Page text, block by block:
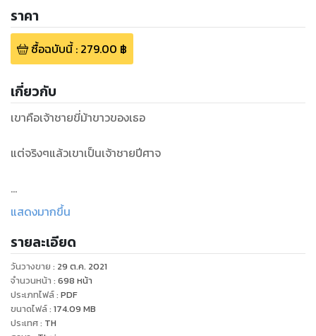
ราคา
ซื้อฉบับนี้: 279.00 ฿
เกี่ยวกับ
เขาคือเจ้าชายขี่ม้าขาวของเธอ
แต่จริงๆแล้วเขาเป็นเจ้าชายปีศาจ
สำหรับเขา เธอเป็นเพียงเด็กน่ารำคาญ
สำหรับเธอ เขาคือคนที่ปกป้องเธอ
ภิณ ทอตะวัน ลูกสาวของภูกับเอริน สาวน้อยน่ารัก มองโลกในแง่ดี
แสดงมากขึ้น
รายละเอียด
วันวางขาย : 29 ต.ค. 2021
จำนวนหน้า : 698 หน้า
ประเภทไฟล์: PDF
ขนาดไฟล์: 174.09 MB
ประเทศ: TH